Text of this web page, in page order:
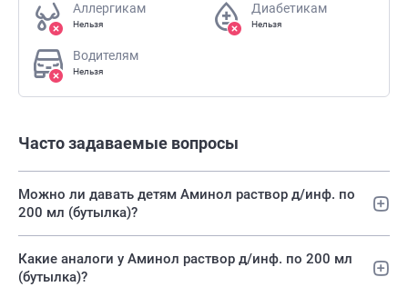
Аллергикам
Нельзя
Диабетикам
Нельзя
Водителям
Нельзя
Часто задаваемые вопросы
Можно ли давать детям Аминол раствор д/инф. по
200 мл (бутылка)?
Какие аналоги у Аминол раствор д/инф. по 200 мл
(бутылка)?